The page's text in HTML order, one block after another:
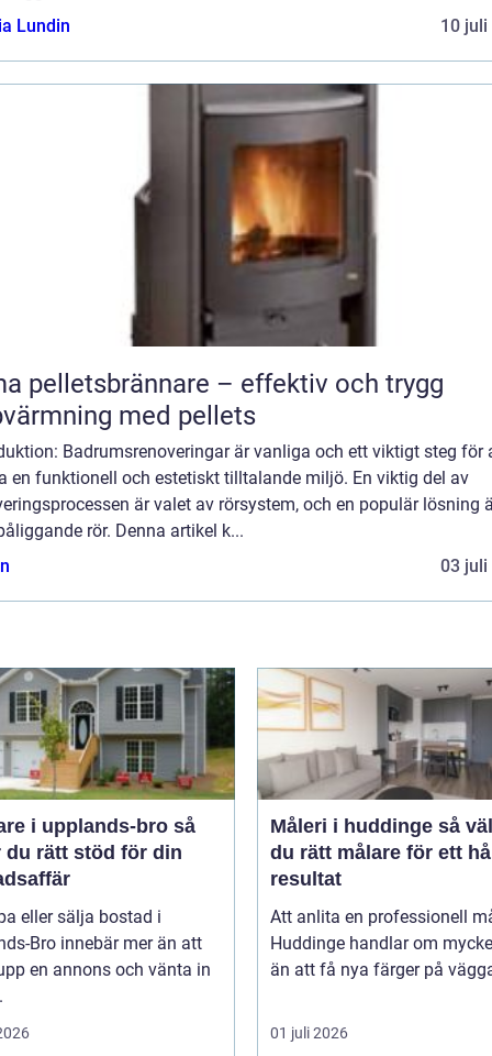
Lundin
10 juli
pelletsbrännare – effektiv och trygg
med pellets
Badrumsrenoveringar är vanliga och ett viktigt steg för
en funktionell och estetiskt tilltalande miljö. En viktig del av
är valet av rörsystem, och en populär lösning
rör. Denna artikel k...
03 juli
i upplands-bro så
du rätt stöd för din
eller sälja bostad i
Bro innebär mer än att
en annons och vänta in
Måleri i huddinge så väljer
du rätt målare för ett
resultat
Att anlita en professionell
Huddinge handlar om
än att få nya färger på
01 juli 2026